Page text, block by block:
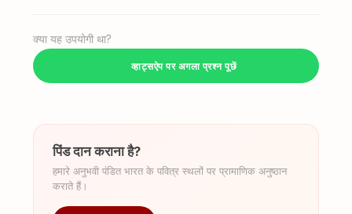
क्या यह उपयोगी था?
व्हाट्सऐप पर अगला प्रश्न पूछें
पिंड दान कराना है?
हमारे अनुभवी पंडित भारत के पवित्र स्थलों पर प्रामाणिक अनुष्ठान
कराते हैं।